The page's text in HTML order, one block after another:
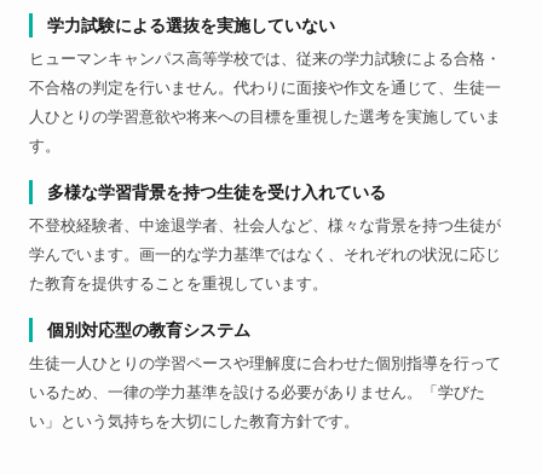
学力試験による選抜を実施していない
ヒューマンキャンパス高等学校では、従来の学力試験による合格・
不合格の判定を行いません。代わりに面接や作文を通じて、生徒一
人ひとりの学習意欲や将来への目標を重視した選考を実施していま
す。
多様な学習背景を持つ生徒を受け入れている
不登校経験者、中途退学者、社会人など、様々な背景を持つ生徒が
学んでいます。画一的な学力基準ではなく、それぞれの状況に応じ
た教育を提供することを重視しています。
個別対応型の教育システム
生徒一人ひとりの学習ペースや理解度に合わせた個別指導を行って
いるため、一律の学力基準を設ける必要がありません。「学びた
い」という気持ちを大切にした教育方針です。